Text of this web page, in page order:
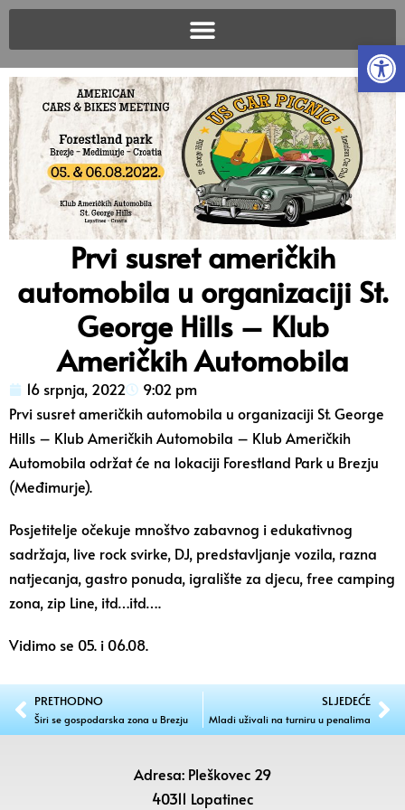
Prvi susret američkih
automobila u organizaciji St.
George Hills – Klub
Američkih Automobila
16 srpnja, 2022
9:02 pm
Prvi susret američkih automobila u organizaciji St. George
Hills – Klub Američkih Automobila – Klub Američkih
Automobila održat će na lokaciji Forestland Park u Brezju
(Međimurje).
Posjetitelje očekuje mnoštvo zabavnog i edukativnog
sadržaja, live rock svirke, DJ, predstavljanje vozila, razna
natjecanja, gastro ponuda, igralište za djecu, free camping
zona, zip Line, itd…itd….
Vidimo se 05. i 06.08.
PRETHODNO
Širi se gospodarska zona u Brezju
SLJEDEĆE
Mladi uživali na turniru u penalima
Adresa: Pleškovec 29
40311 Lopatinec